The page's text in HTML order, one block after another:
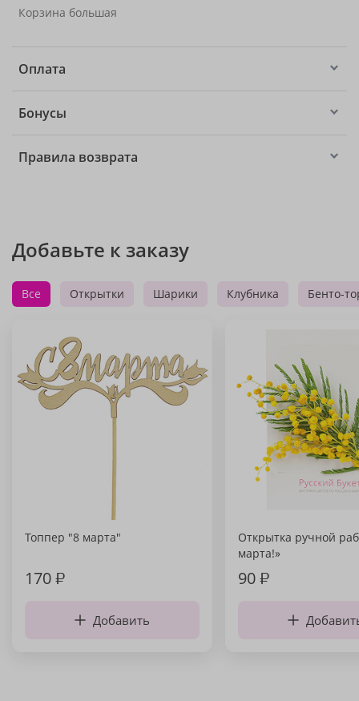
Корзина большая
Оплата
Бонусы
Правила возврата
Добавьте к заказу
Все Открытки Шарики Клубника Бенто-
Топпер "8 марта"
170₽
Добавить
Открытка ручной
марта!»
90₽